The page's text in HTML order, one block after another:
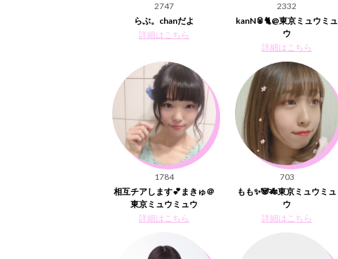
2747
らぶ。chanだよ
詳細はこちら
2332
kanN🥫🐈@東京ミュウミュ
ウ
詳細はこちら
1784
相互チアします💕まきゅ＠
東京ミュウミュウ
詳細はこちら
703
もも✨🐼🎋東京ミュウミュ
ウ
詳細はこちら